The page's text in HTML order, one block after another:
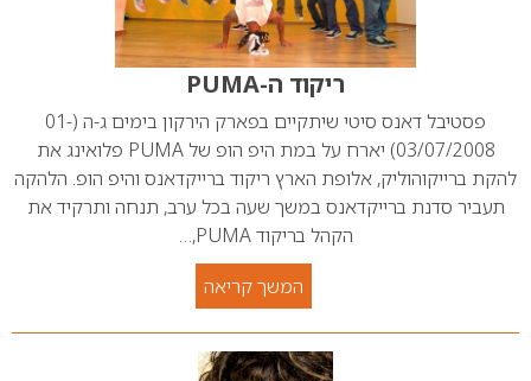
ריקוד ה-PUMA
פסטיבל דאנס סיטי שיתקיים בפארק הירקון בימים ג-ה (01-
03/07/2008) יארח על במת היפ הופ של PUMA פלואינג את
להקת ברייקוהוליק, אלופת הארץ ריקוד ברייקדאנס והיפ הופ. הלהקה
תעביר סדנת ברייקדאנס במשך שעה בכל ערב, תנחה ותרקיד את
הקהל בריקוד PUMA,…
המשך קריאה